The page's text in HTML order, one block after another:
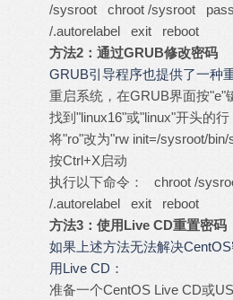
/sysroot chroot /sysroot
/.autorelabel exit reboot
方法2：通过GRUB修改密码
GRUB引导程序也提供了一种
重启系统，在GRUB界面按"e"
找到"linux16"或"linux"开头的行
将"ro"改为"rw init=/sysroot/bin/
按Ctrl+X启动
执行以下命令： chroot /
/.autorelabel exit reboot
方法3：使用Live CD重置密码
如果上述方法无法解决
用Live CD：
准备一个CentOS Live CD或